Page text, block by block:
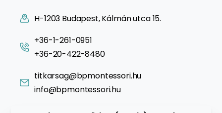
H-1203 Budapest, Kálmán utca 15.
+36-1-261-0951
+36-20-422-8480
titkarsag@bpmontessori.hu
info@bpmontessori.hu